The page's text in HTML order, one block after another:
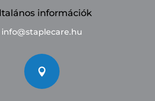
információk
info@staplecare.hu
